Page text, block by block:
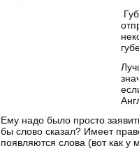
Ему надо было просто
бы слово сказал? Имеет
появляются слова (вот как у